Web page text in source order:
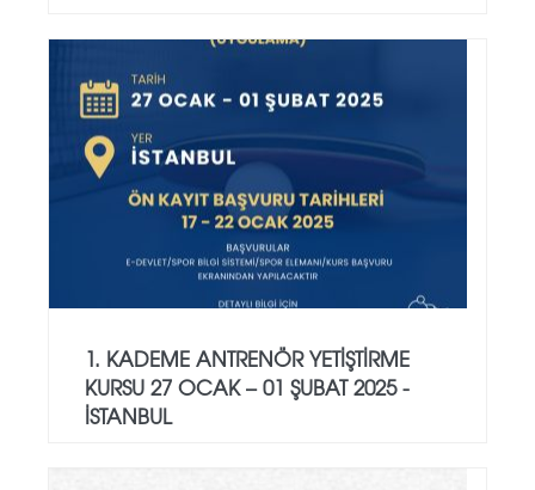
1. KADEME ANTRENÖR YETİŞTİRME
KURSU 27 OCAK – 01 ŞUBAT 2025 -
İSTANBUL